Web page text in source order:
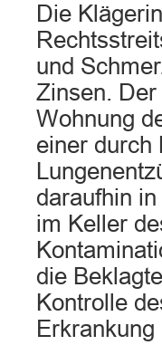
Die
und
Zinsen.
Wohnung
einer durch
daraufhin
im Keller
die
Kontrolle